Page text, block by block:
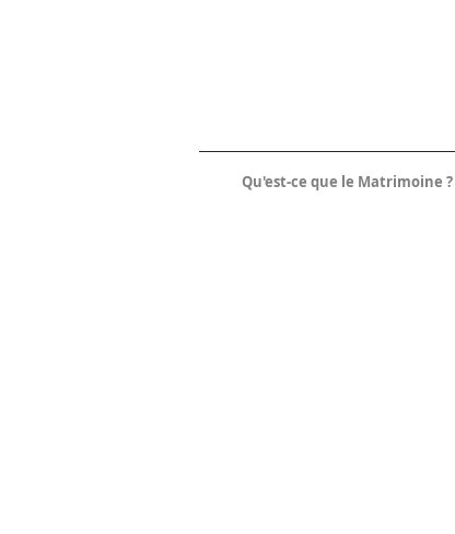
Qu'est-ce que le Matrimoine ?